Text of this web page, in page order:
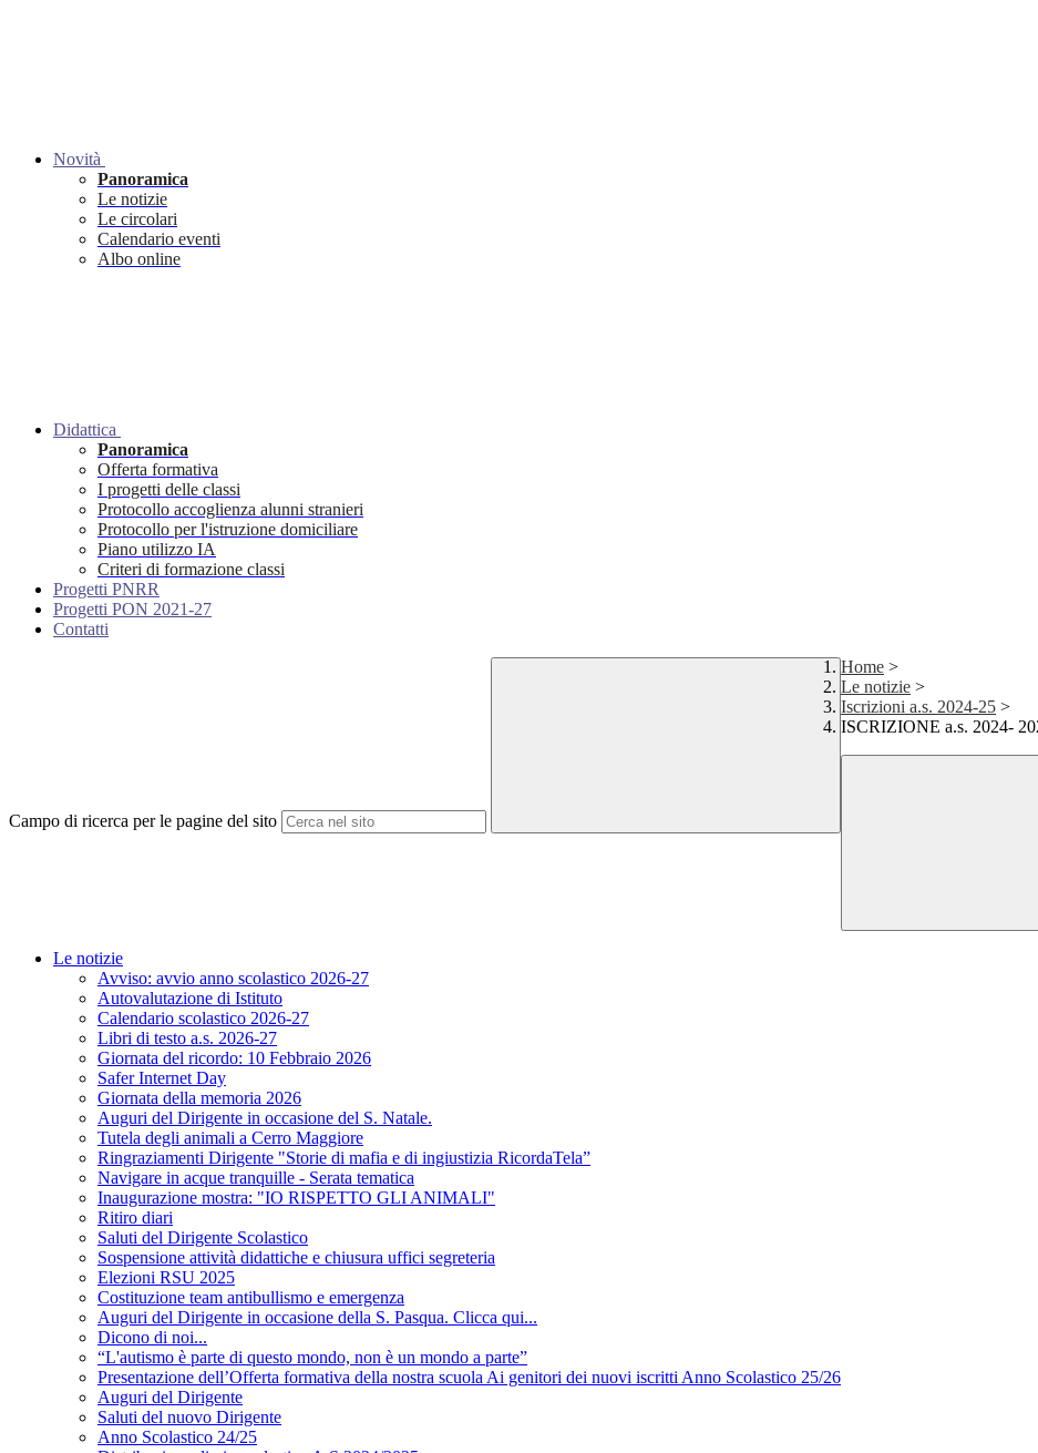
Novità
Panoramica
Le notizie
Le circolari
Calendario eventi
Albo online
Didattica
Panoramica
Offerta formativa
I progetti delle classi
Protocollo accoglienza alunni stranieri
Protocollo per l'istruzione domiciliare
Piano utilizzo IA
Criteri di formazione classi
Progetti PNRR
Progetti PON 2021-27
Contatti
Campo di ricerca per le pagine del sito
Home >
Le notizie >
Iscrizioni a.s. 2024-25 >
ISCRIZIONE a.s. 2024-
Le notizie
Avviso: avvio anno scolastico 2026-27
Autovalutazione di Istituto
Calendario scolastico 2026-27
Libri di testo a.s. 2026-27
Giornata del ricordo: 10 Febbraio 2026
Safer Internet Day
Giornata della memoria 2026
Auguri del Dirigente in occasione del S. Natale.
Tutela degli animali a Cerro Maggiore
Ringraziamenti Dirigente "Storie di mafia e di ingiustizia RicordaTela”
Navigare in acque tranquille - Serata tematica
Inaugurazione mostra: "IO RISPETTO GLI ANIMALI"
Ritiro diari
Saluti del Dirigente Scolastico
Sospensione attività didattiche e chiusura uffici segreteria
Elezioni RSU 2025
Costituzione team antibullismo e emergenza
Auguri del Dirigente in occasione della S. Pasqua. Clicca qui...
Dicono di noi...
“L'autismo è parte di questo mondo, non è un mondo a parte”
Presentazione dell’Offerta formativa della nostra scuola Ai genitori dei nuovi iscritti Anno Scolastico 25/26
Auguri del Dirigente
Saluti del nuovo Dirigente
Anno Scolastico 24/25